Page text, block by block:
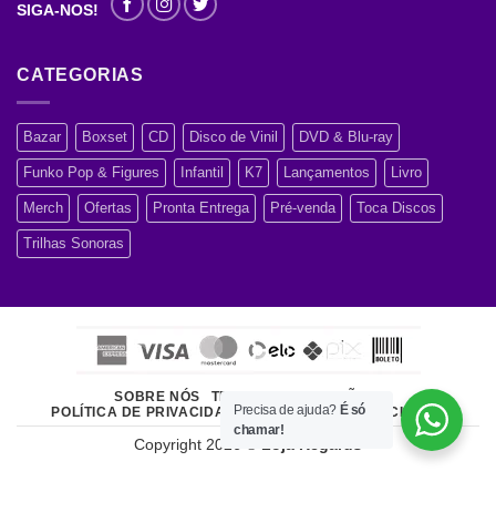
SIGA-NOS!
CATEGORIAS
Bazar Boxset CD Disco de Vinil DVD & Blu-ray
Funko Pop & Figures Infantil K7 Lançamentos Livro
Merch Ofertas Pronta Entrega Pré-venda Toca Discos
Trilhas Sonoras
SOBRE NÓS
TERMOS E CONDIÇÕES
POLÍTICA DE PRIVACIDADE
ATENDIMENTO AO CLIENTE
Copyright 2026 ©
Precisa de ajuda? É só
chamar!